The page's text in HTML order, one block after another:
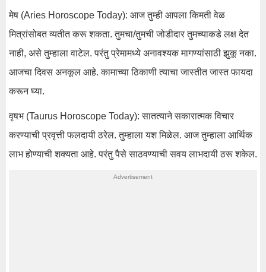
मेष (Aries Horoscope Today): आज तुम्ही आपला किमती वेळ
मित्रांसोबत व्यतीत करू शकता. तुमचा/तुमची जोडीदार तुमच्याकडे लक्ष देत
नाही, असे तुम्हाला वाटेल. परंतु प्रेमामध्ये अनावश्यक मागण्यांसाठी झुकू नका.
आजचा दिवस अनकूल आहे. कामाच्या ठिकाणी त्याचा जास्तीत जास्त फायदा
करून घ्या.
वृषभ (Taurus Horoscope Today): सातत्याने सकारात्मक विचार
करण्याची प्रवृत्ती फलदायी ठरेल. तुम्हाला यश मिळेल. आज तुम्हाला आर्थिक
लाभ होण्याची शक्यता आहे. परंतु पैसे साठवण्याची सवय लाभदायी ठरू शकेल.